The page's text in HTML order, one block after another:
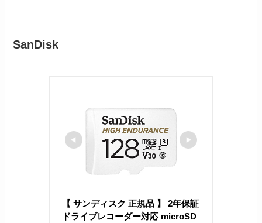
SanDisk
【 サンディスク 正規品 】 2年保証
ドライブレコーダー対応 microSD